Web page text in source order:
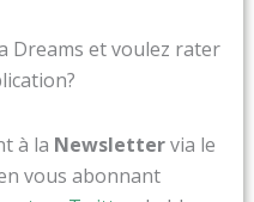
Dreams et voulez rater
à la Newslettervia le
vous abonnant